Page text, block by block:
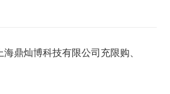
鼎灿博科技有限公司充限购、